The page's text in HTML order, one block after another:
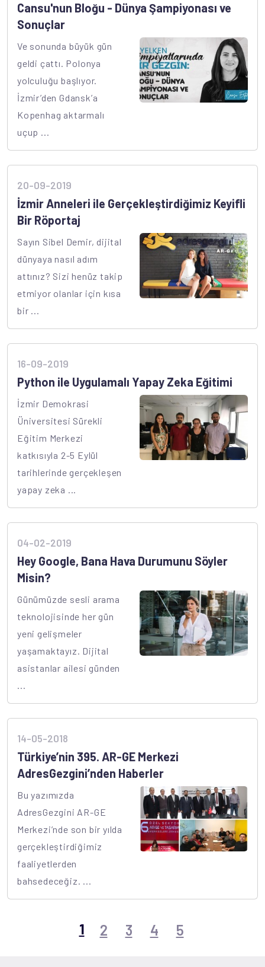
Cansu'nun Bloğu - Dünya Şampiyonası ve
Sonuçlar
Ve sonunda büyük gün
geldi çattı. Polonya
yolculuğu başlıyor.
İzmir’den Gdansk’a
Kopenhag aktarmalı
uçup ...
20-09-2019
İzmir Anneleri ile Gerçekleştirdiğimiz Keyifli
Bir Röportaj
Sayın Sibel Demir, dijital
dünyaya nasıl adım
attınız? Sizi henüz takip
etmiyor olanlar için kısa
bir ...
16-09-2019
Python ile Uygulamalı Yapay Zeka Eğitimi
İzmir Demokrasi
Üniversitesi Sürekli
Eğitim Merkezi
katkısıyla 2-5 Eylül
tarihlerinde gerçekleşen
yapay zeka ...
04-02-2019
Hey Google, Bana Hava Durumunu Söyler
Misin?
Günümüzde sesli arama
teknolojisinde her gün
yeni gelişmeler
yaşamaktayız. Dijital
asistanlar ailesi günden
...
14-05-2018
Türkiye’nin 395. AR-GE Merkezi
AdresGezgini’nden Haberler
Bu yazımızda
AdresGezgini AR-GE
Merkezi’nde son bir yılda
gerçekleştirdiğimiz
faaliyetlerden
bahsedeceğiz. ...
1 2 3 4 5